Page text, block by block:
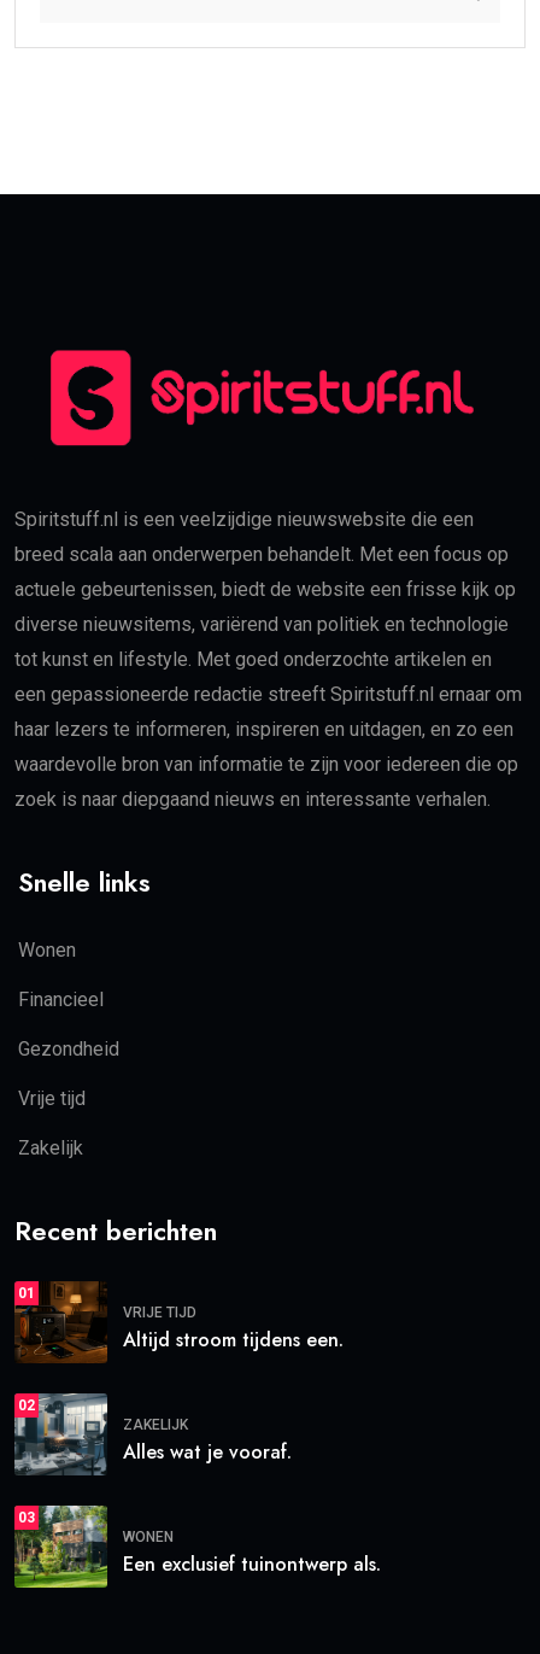
Spiritstuff.nl is een veelzijdige nieuwswebsite die een
breed scala aan onderwerpen behandelt. Met een focus op
actuele gebeurtenissen, biedt de website een frisse kijk op
diverse nieuwsitems, variërend van politiek en technologie
tot kunst en lifestyle. Met goed onderzochte artikelen en
een gepassioneerde redactie streeft Spiritstuff.nl ernaar om
haar lezers te informeren, inspireren en uitdagen, en zo een
waardevolle bron van informatie te zijn voor iedereen die op
zoek is naar diepgaand nieuws en interessante verhalen.
Snelle links
Wonen
Financieel
Gezondheid
Vrije tijd
Zakelijk
Recent berichten
01
VRIJE TIJD
Altijd stroom tijdens een.
02
ZAKELIJK
Alles wat je vooraf.
03
WONEN
Een exclusief tuinontwerp als.